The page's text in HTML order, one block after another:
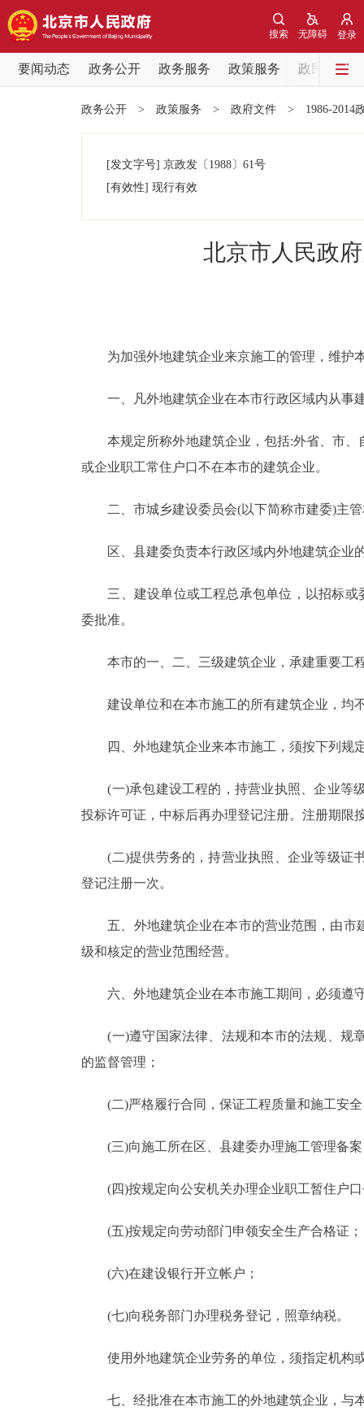
登录
无障碍
搜索
要闻动态 政务公开 政务服务 政策服务
政民互动
党中央精神
政策兑现
决策公开
政务服务
中介服务
政民互动
12345网上接诉即办
绿色北京
多语种
ENGLISH
ESPAÑOL
政务公开 > 政策服务 > 政府文件 > 1986-2014
[发文字号] 京政发 〔1988〕 61号
[有效性] 现行有效
北京市人民政
为加强外地建筑企业来京施工的管理，维护本
一、凡外地建筑企业在本市行政区域内从事
本规定所称外地建筑企业，包括:外省、市、
或企业职工常住户口不在本市的建筑企业。
二、市城乡建设委员会(以下简称市建委)主管
区、县建委负责本行政区域内外地建筑企业
三、建设单位或工程总承包单位，以招标或
委批准。
本市的一、二、三级建筑企业，承建重要工
建设单位和在本市施工的所有建筑企业，均
四、外地建筑企业来本市施工，须按下列规
(一)承包建设工程的，持营业执照、企业等级
投标许可证，中标后再办理登记注册。注册期限
(二)提供劳务的，持营业执照、企业等级证书
登记注册一次。
五、外地建筑企业在本市的营业范围，由市
级和核定的营业范围经营。
六、外地建筑企业在本市施工期间，必须遵
(一)遵守国家法律、法规和本市的法规、规章
的监督管理；
(二)严格履行合同，保证工程质量和施工安全
(三)向施工所在区、县建委办理施工管理备案
(四)按规定向公安机关办理企业职工暂住户口
(五)按规定向劳动部门申领安全生产合格证；
(六)在建设银行开立帐户；
(七)向税务部门办理税务登记，照章纳税。
使用外地建筑企业劳务的单位，须指定机构
七、经批准在本市施工的外地建筑企业，与